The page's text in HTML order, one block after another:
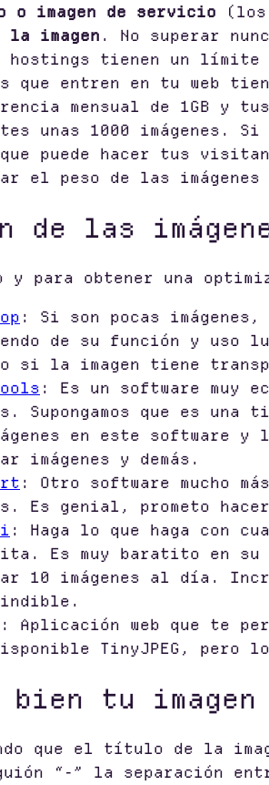
o imagen de servicio (los
la imagen . No superar
hostings tienen un límite
que entren en tu web
mensual de 1GB y
unas 1000 imágenes.
puede hacer tus
el peso de las imágenes
de las
y para obtener una
: Si son pocas
de su función y uso
si la imagen tiene
: Es un software muy
Supongamos que es
en este software y
imágenes y demás.
: Otro software mucho
Es genial, prometo
: Haga lo que haga con
Es muy baratito en
10 imágenes al día.
: Aplicación web que te
TinyJPEG, pero
bien tu imagen
que el título de la
“-” la separación